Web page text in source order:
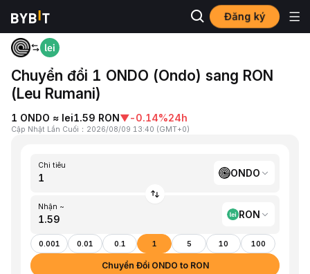
Đăng ký
Trang chủ
Chuyển đổi 1 ONDO (Ondo) sang RON
(Leu Rumani)
1 ONDO ≈ lei1.59 RON▼-0.14%24h
Cập Nhật Lần Cuối ： 2026/08/09 13:40 (GMT+0)
Chi tiêu
ONDO
Nhận ~
RON
0.001 0.01 0.1 1 5 10 100
Chuyển Đổi ONDO to RON